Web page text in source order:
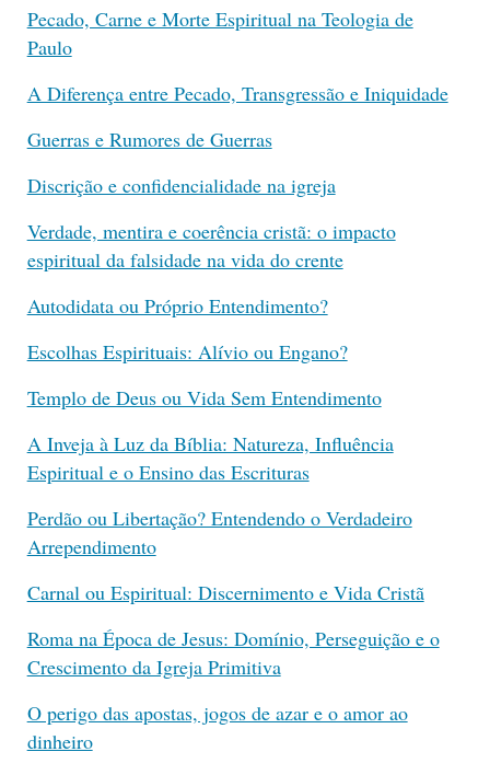
Pecado, Carne e Morte Espiritual na Teologia de
Paulo
A Diferença entre Pecado, Transgressão e Iniquidade
Guerras e Rumores de Guerras
Discrição e confidencialidade na igreja
Verdade, mentira e coerência cristã: o impacto
espiritual da falsidade na vida do crente
Autodidata ou Próprio Entendimento?
Escolhas Espirituais: Alívio ou Engano?
Templo de Deus ou Vida Sem Entendimento
A Inveja à Luz da Bíblia: Natureza, Influência
Espiritual e o Ensino das Escrituras
Perdão ou Libertação? Entendendo o Verdadeiro
Arrependimento
Carnal ou Espiritual: Discernimento e Vida Cristã
Roma na Época de Jesus: Domínio, Perseguição e o
Crescimento da Igreja Primitiva
O perigo das apostas, jogos de azar e o amor ao
dinheiro